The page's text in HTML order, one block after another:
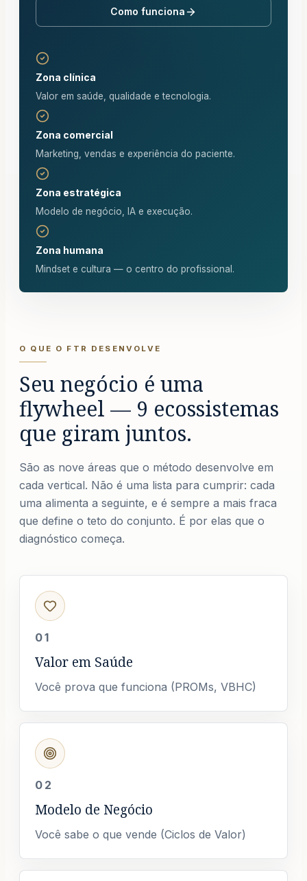
Como funciona
Zona clínica
Valor em saúde, qualidade e tecnologia.
Zona comercial
Marketing, vendas e experiência do paciente.
Zona estratégica
Modelo de negócio, IA e execução.
Zona humana
Mindset e cultura — o centro do profissional.
O QUE O FTR DESENVOLVE
Seu negócio é uma
flywheel — 9 ecossistemas
que giram juntos.
São as nove áreas que o método desenvolve em
cada vertical. Não é uma lista para cumprir: cada
uma alimenta a seguinte, e é sempre a mais fraca
que define o teto do conjunto. É por elas que o
diagnóstico começa.
01
Valor em Saúde
Você prova que funciona (PROMs, VBHC)
02
Modelo de Negócio
Você sabe o que vende (Ciclos de Valor)